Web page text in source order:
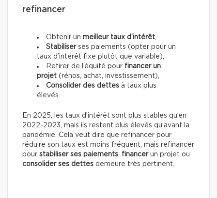
refinancer
Obtenir un meilleur taux d’intérêt,
Stabiliserses paiements (opter pour un
taux d’intérêt fixe plutôt que variable),
Retirer de l’équité pour financer un
projet (rénos, achat, investissement),
Consolider des dettes à taux plus
élevés.
En 2025, les taux d’intérêt sont plus stables qu’en
2022-2023, mais ils restent plus élevés qu’avant la
pandémie. Cela veut dire que refinancer pour
réduire son taux est moins fréquent, mais refinancer
pour stabiliser ses paiements, financerun projet ou
consolider ses dettes demeure très pertinent.